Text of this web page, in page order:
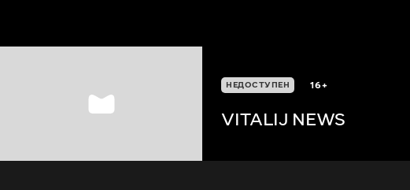
НЕДОСТУПЕН 16+
VITALIJ NEWS